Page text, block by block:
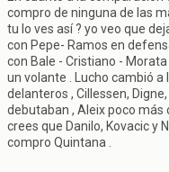
compro de ninguna de las
tu lo ves así ? yo veo que
con Pepe- Ramos en
con Bale - Cristiano -
un volante . Lucho cambió a
delanteros , Cillessen,
debutaban , Aleix poco más
crees que Danilo, Kovacic y
compro Quintana .